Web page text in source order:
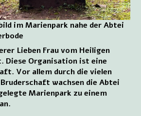
im Marienpark nahe der Abtei
Lieben Frau vom Heiligen
Diese Organisation ist eine
Vor allem durch die vielen
wachsen die Abtei
Marienpark zu einem